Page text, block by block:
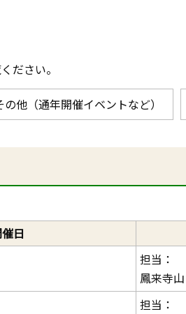
ださい。
の他（通年開催イベントなど）
日
担当：
鳳来寺
担当：